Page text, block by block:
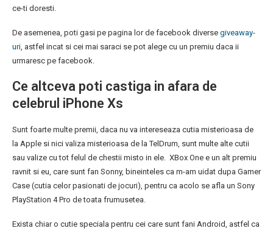
ce-ti doresti.
De asemenea, poti gasi pe pagina lor de facebook diverse giveaway-
uri, astfel incat si cei mai saraci se pot alege cu un premiu daca ii
urmaresc pe facebook.
Ce altceva poti castiga in afara de
celebrul iPhone Xs
Sunt foarte multe premii, daca nu va intereseaza cutia misterioasa de
la Apple si nici valiza misterioasa de la TelDrum, sunt multe alte cutii
sau valize cu tot felul de chestii misto in ele. XBox One e un alt premiu
ravnit si eu, care sunt fan Sonny, bineinteles ca m-am uidat dupa Gamer
Case (cutia celor pasionati de jocuri), pentru ca acolo se afla un Sony
PlayStation 4 Pro de toata frumusetea.
Exista chiar o cutie speciala pentru cei care sunt fani Android, astfel ca